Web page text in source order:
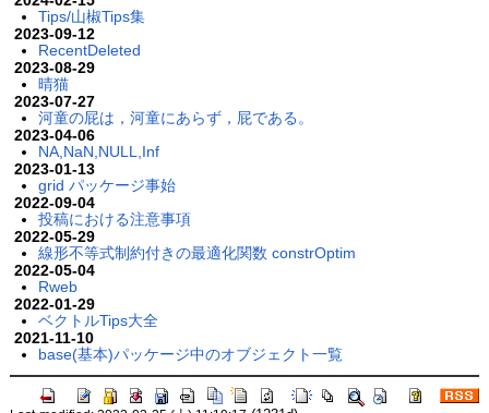
Tips/山椒Tips集
2023-09-12
RecentDeleted
2023-08-29
晴猫
2023-07-27
河童の屁は，河童にあらず，屁である。
2023-04-06
NA,NaN,NULL,Inf
2023-01-13
grid パッケージ事始
2022-09-04
投稿における注意事項
2022-05-29
線形不等式制約付きの最適化関数 constrOptim
2022-05-04
Rweb
2022-01-29
ベクトルTips大全
2021-11-10
base(基本)パッケージ中のオブジェクト一覧